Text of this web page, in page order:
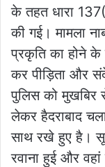
के तहत धारा
की गई। मामला
प्रकृति का होने के
कर पीड़िता और
पुलिस को मुखबिर
लेकर हैदराबाद
साथ रखे हुए है।
रवाना हुई और